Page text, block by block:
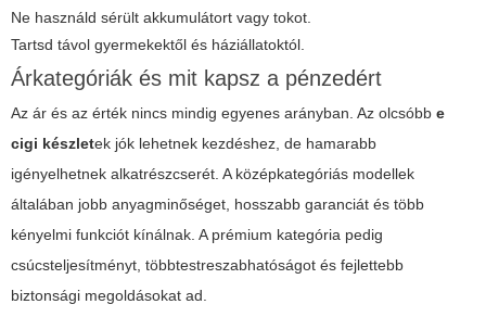
Ne használd sérült akkumulátort vagy tokot.
Tartsd távol gyermekektől és háziállatoktól.
Árkategóriák és mit kapsz a pénzedért
Az ár és az érték nincs mindig egyenes arányban. Az olcsóbb e
cigi készletek jók lehetnek kezdéshez, de hamarabb
igényelhetnek alkatrészcserét. A középkategóriás modellek
általában jobb anyagminőséget, hosszabb garanciát és több
kényelmi funkciót kínálnak. A prémium kategória pedig
csúcsteljesítményt, többtestreszabhatóságot és fejlettebb
biztonsági megoldásokat ad.